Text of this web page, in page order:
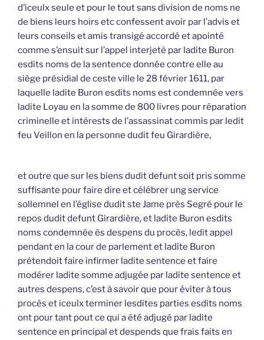
d’iceulx seule et pour le tout sans division de noms ne
de biens leurs hoirs etc confessent avoir par l’advis et
leurs conseils et amis transigé accordé et apointé
comme s’ensuit sur l’appel interjeté par ladite Buron
esdits noms de la sentence donnée contre elle au
siège présidial de ceste ville le 28 février 1611, par
laquelle ladite Buron esdits noms est condemnée vers
ladite Loyau en la somme de 800 livres pour réparation
criminelle et intérests de l’assassinat commis par ledit
feu Veillon en la personne dudit feu Girardière,
et outre que sur les biens dudit defunt soit pris somme
suffisante pour faire dire et célébrer ung service
sollemnel en l’église dudit ste Jame près Segré pour le
repos dudit defunt Girardière, et ladite Buron esdits
noms condemnée ès despens du procès, ledit appel
pendant en la cour de parlement et ladite Buron
prétendoit faire infirmer ladite sentence et faire
modérer ladite somme adjugée par ladite sentence et
autres despens, c’est à savoir que pour éviter à tous
procès et iceulx terminer lesdites parties esdits noms
ont pour tant pout ce qui a été adjugé par ladite
sentence en principal et despends que frais faits en